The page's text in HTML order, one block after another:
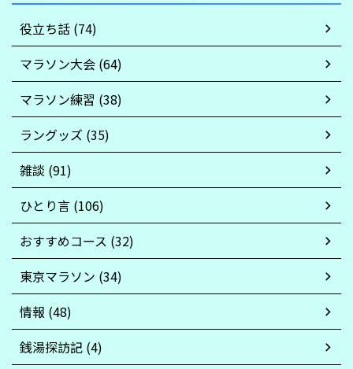
役立ち話 (74)
マラソン大会 (64)
マラソン練習 (38)
ラングッズ (35)
雑談 (91)
ひとり言 (106)
おすすめコース (32)
東京マラソン (34)
情報 (48)
銭湯探訪記 (4)